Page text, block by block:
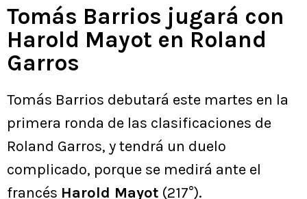
Tomás Barrios jugará con
Harold Mayot en Roland
Garros
Tomás Barrios debutará este martes en la
primera ronda de las clasificaciones de
Roland Garros, y tendrá un duelo
complicado, porque se medirá ante el
francés Harold Mayot (217°).